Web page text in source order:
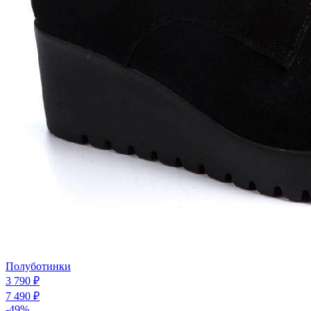
Полуботинки
3 790 ₽
7 490 ₽